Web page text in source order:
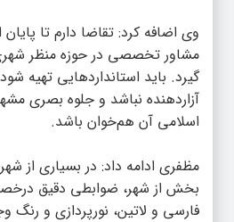
وی اضافه کرد: تقاضا دارم تا
مشاور تخصصی در حوزه منظر
گیرد. باید استانداردهایی تهیه
آزاردهنده نباشد و جلوه بصری
اسلامی آن هم‌خوان باشد.
مظفری ادامه داد: در بسیاری از
بخش از شهر، ضوابطی دقیق
فارسی و لاتین، نورپردازی و رنگ